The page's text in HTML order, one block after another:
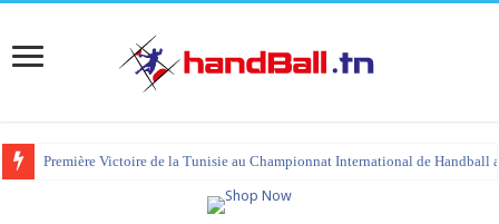
Première Victoire de la Tunisie au Championnat International de Handball
tournoi international Hammamet 2023 : programme et liste des joueurs